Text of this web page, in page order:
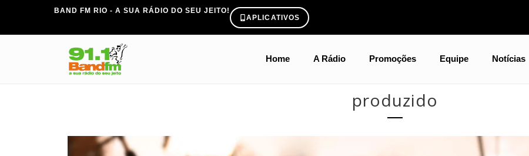
BAND FM RIO - A SUA RÁDIO DO SEU JEITO!
APLICATIVOS
Home A Rádio Promoções Equipe Notícias
produzido